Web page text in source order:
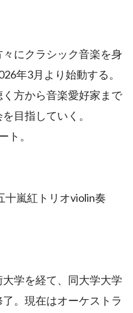
にクラシック音楽を身
年3月より始動する。
方から音楽愛好家まで
目指していく。
ト。
十嵐紅トリオviolin奏
学を経て、同大学大学
。現在はオーケストラ